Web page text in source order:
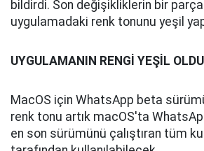
bildirdi. Son değişikliklerin bir
uygulamadaki renk tonunu yeşil
UYGULAMANIN RENGİ YEŞİL OLDU
MacOS için WhatsApp beta
renk tonu artık macOS'ta
en son sürümünü çalıştıran tüm